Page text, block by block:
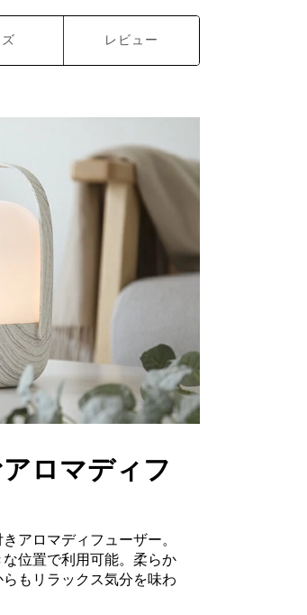
レビュー
ロマディフ
アロマディフューザー。
位置で利用可能。柔らか
もリラックス気分を味わ